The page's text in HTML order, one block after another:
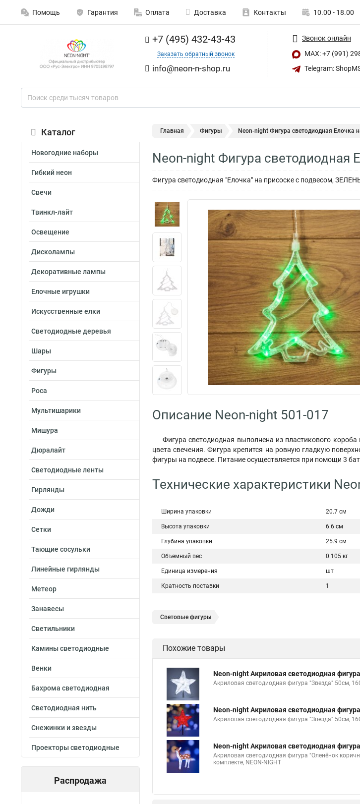
Помощь Гарантия Оплата Доставка Контакты 10.00 - 18.00
+7 (495) 432-43-43
Заказать обратный звонок
info@neon-n-shop.ru
Звонок онлайн
MAX: +7 (991)
Telegram:
Каталог
Новогодние наборы
Гибкий неон
Свечи
Твинкл-лайт
Освещение
Дисколампы
Декоративные лампы
Елочные игрушки
Искусственные елки
Светодиодные деревья
Шары
Фигуры
Роса
Мультишарики
Мишура
Дюралайт
Светодиодные ленты
Гирлянды
Дожди
Сетки
Тающие сосульки
Линейные гирлянды
Метеор
Занавесы
Светильники
Камины светодиодные
Венки
Бахрома светодиодная
Светодиодная нить
Снежинки и звезды
Проекторы светодиодные
Распродажа
Главная Фигуры Neon-night Фигура светодиодная Елочка
Neon-night Фигура светодиодная
Фигура светодиодная "Елочка" на присоске с подвесом,
Описание Neon-night 501-017
Фигура светодиодная выполнена из пластикового
цвета свечения. Фигура крепится на ровную гладкую
фигуры на подвесе. Питание осуществляется при помощи 3
Технические характеристики
Ширина упаковки 20.7 см
Высота упаковки 6.6 см
Глубина упаковки 25.9 см
Объемный вес 0.105 кг
Единица измерения шт
Кратность поставки 1
Световые фигуры
Похожие товары
Neon-night Акриловая светодиодная
Акриловая светодиодная фигура "Звезда" 50см,
Neon-night Акриловая светодиодная
Акриловая светодиодная фигура "Звезда" 50см,
Neon-night Акриловая светодиодная
Акриловая светодиодная фигура "Оленёнок
комплекте, NEON-NIGHT